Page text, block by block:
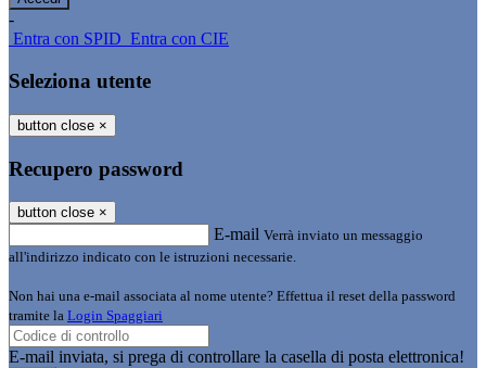
-
Entra con SPID Entra con CIE
Seleziona utente
button close ×
Recupero password
button close ×
E-mail Verrà inviato un messaggio
all'indirizzo indicato con le istruzioni necessarie.
Non hai una e-mail associata al nome utente? Effettua il reset della password
tramite la Login Spaggiari
E-mail inviata, si prega di controllare la casella di posta elettronica!